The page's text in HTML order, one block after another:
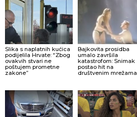
Slika s naplatnih kućica
podijelila Hrvate: “Zbog
ovakvih stvari ne
poštujem prometne
zakone”
Bajkovita prosidba
umalo završila
katastrofom: Snimak
postao hit na
društvenim mrežama